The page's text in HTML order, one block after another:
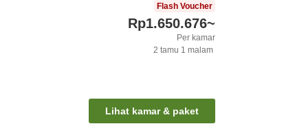
Flash Voucher
Rp1.650.676~
Per kamar
2 tamu 1 malam
Lihat kamar & paket